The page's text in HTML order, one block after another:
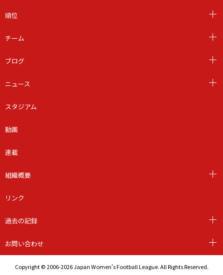
順位
チーム
ブログ
ニュース
スタジアム
動画
連載
組織概要
リンク
過去の記録
お問い合わせ
Copyright © 2006-2026 Japan Women's Football League. All Rights Reserved.